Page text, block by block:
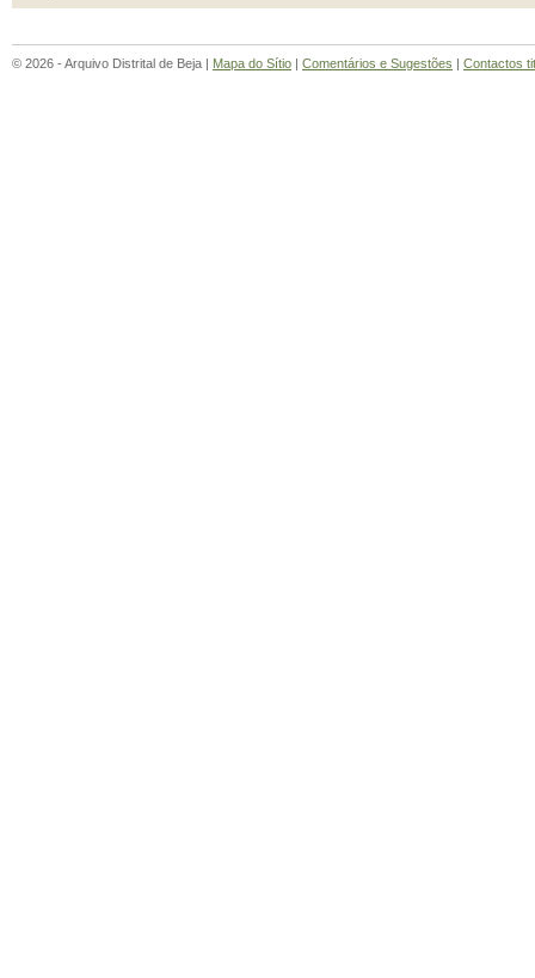
© 2026 - Arquivo Distrital de Beja | Mapa do Sítio | Comentários e Sugestões | Contactos